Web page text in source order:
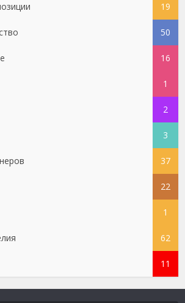
19
50
16
1
2
3
37
22
1
62
11